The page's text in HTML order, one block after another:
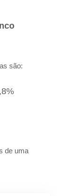
são:
de uma